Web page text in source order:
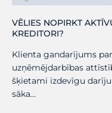
VĒLIES NOPIRKT
KREDITORI?
Klienta gandarījums
uzņēmējdarbības
šķietami izdevīgu
sāka…